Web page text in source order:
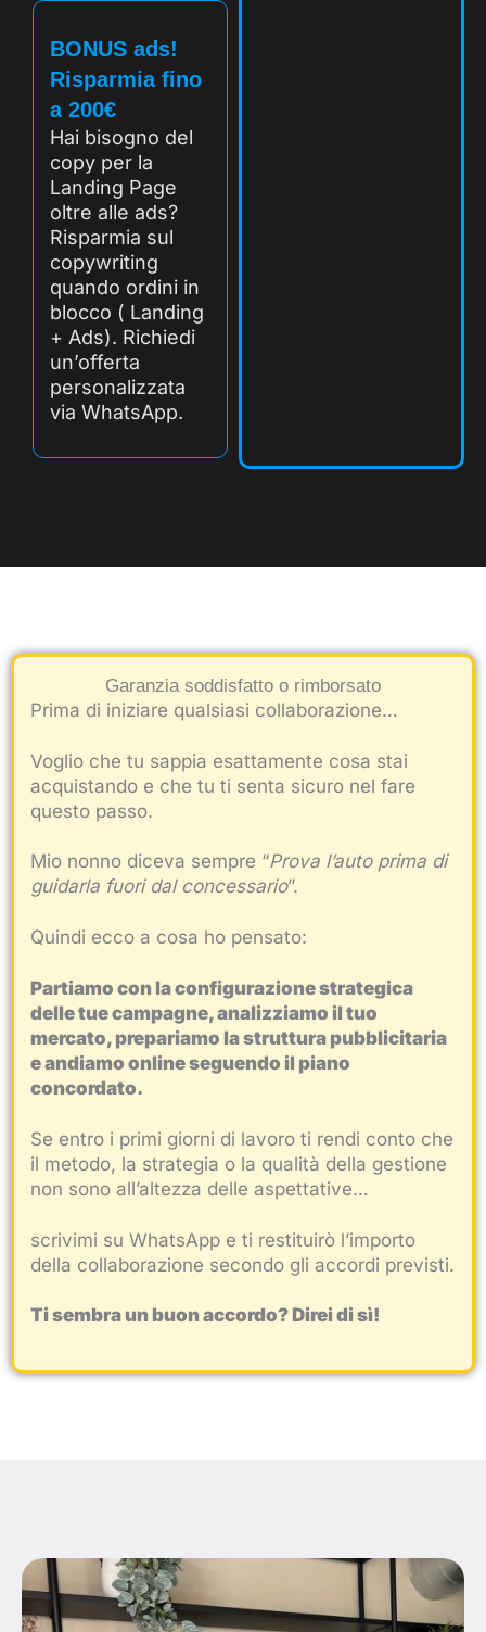
BONUS ads!
Risparmia fino
a 200€
Hai bisogno del
copy per la
Landing Page
oltre alle ads?
Risparmia sul
copywriting
quando ordini in
blocco ( Landing
+ Ads). Richiedi
un’offerta
personalizzata
via WhatsApp.
Garanzia soddisfatto o rimborsato
Prima di iniziare qualsiasi collaborazione…
Voglio che tu sappia esattamente cosa stai
acquistando e che tu ti senta sicuro nel fare
questo passo.
Mio nonno diceva sempre “Prova l’auto prima di
guidarla fuori dal concessario”.
Quindi ecco a cosa ho pensato:
Partiamo con la configurazione strategica
delle tue campagne, analizziamo il tuo
mercato, prepariamo la struttura pubblicitaria
e andiamo online seguendo il piano
concordato.
Se entro i primi giorni di lavoro ti rendi conto che
il metodo, la strategia o la qualità della gestione
non sono all’altezza delle aspettative…
scrivimi su WhatsApp e ti restituirò l’importo
della collaborazione secondo gli accordi previsti.
Ti sembra un buon accordo? Direi di sì!